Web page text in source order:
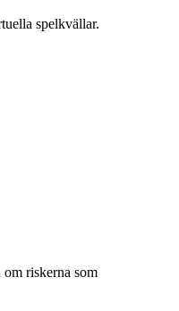
spelkvällar.
riskerna som